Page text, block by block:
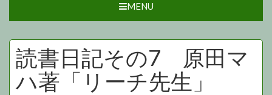
MENU
読書日記その7 原田マ
ハ著「リーチ先生」